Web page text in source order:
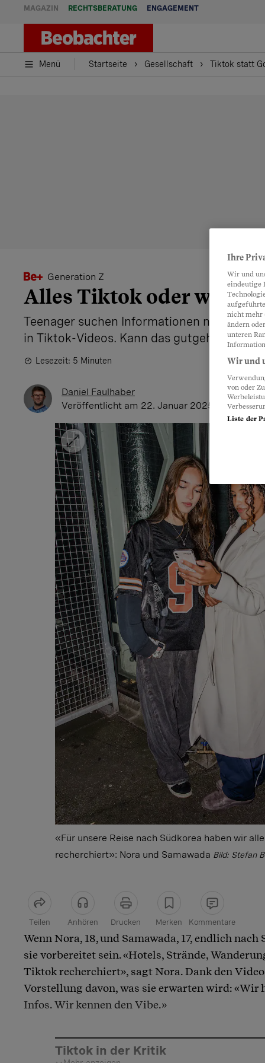
MAGAZIN RECHTSBERATUNG ENGAGEMENT
Menü Startseite Gesellschaft Tiktok statt
Generation Z
Alles Tiktok oder was?
Teenager suchen Informationen nicht
in Tiktok-Videos. Kann das gutgehen?
Lesezeit: 5 Minuten
Daniel Faulhaber
Veröffentlicht am 22. Januar 2025 - 11:09 Uhr
«Für unsere Reise nach Südkorea haben wir
recherchiert»: Nora und Samawada Bild: Stefan
Teilen Anhören Drucken Merken Kommentare
Artikel teilen
Wenn Nora, 18, und Samawada, 17, endlich
sie vorbereitet sein. «Hotels, Strände,
Tiktok recherchiert», sagt Nora. Dank den
Vorstellung davon, was sie erwarten wird: «Wir
Infos. Wir kennen den Vibe.»
Tiktok in der Kritik
Ihre
Wir und
eindeutige
nicht mehr
ändern
unteren
Wir und
von oder
Liste der